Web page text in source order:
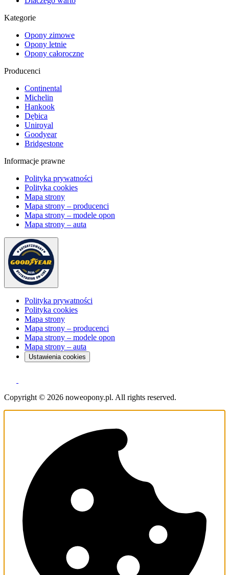
Kategorie
Opony zimowe
Opony letnie
Opony całoroczne
Producenci
Continental
Michelin
Hankook
Dębica
Uniroyal
Goodyear
Bridgestone
Informacje prawne
Polityka prywatności
Polityka cookies
Mapa strony
Mapa strony – producenci
Mapa strony – modele opon
Mapa strony – auta
Polityka prywatności
Polityka cookies
Mapa strony
Mapa strony – producenci
Mapa strony – modele opon
Mapa strony – auta
Ustawienia cookies
Copyright © 2026 noweopony.pl. All rights reserved.